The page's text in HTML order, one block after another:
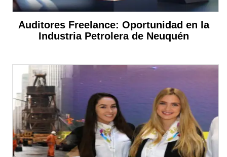
Auditores Freelance: Oportunidad en la
Industria Petrolera de Neuquén